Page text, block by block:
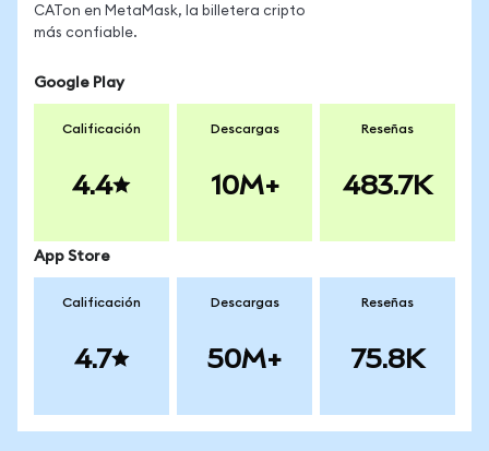
CATon en MetaMask, la billetera cripto
más confiable.
Google Play
Calificación
4.4
Descargas
10M+
Reseñas
483.7K
App Store
Calificación
4.7
Descargas
50M+
Reseñas
75.8K